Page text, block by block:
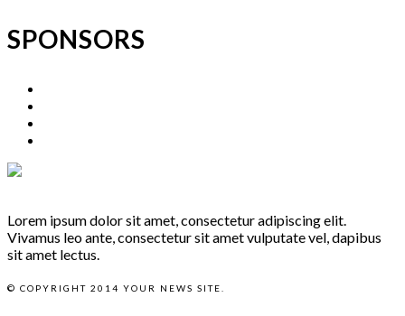
SPONSORS
Lorem ipsum dolor sit amet, consectetur adipiscing elit.
Vivamus leo ante, consectetur sit amet vulputate vel, dapibus
sit amet lectus.
© COPYRIGHT 2014 YOUR NEWS SITE.